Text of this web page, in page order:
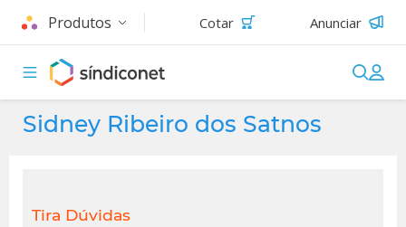
Produtos Cotar Anunciar
Sidney Ribeiro dos Satnos
Tira Dúvidas